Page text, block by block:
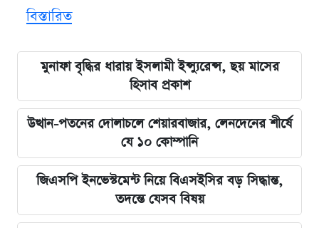
বিস্তারিত
মুনাফা বৃদ্ধির ধারায় ইসলামী ইন্স্যুরেন্স, ছয় মাসের
হিসাব প্রকাশ
উত্থান-পতনের দোলাচলে শেয়ারবাজার, লেনদেনের শীর্ষে
যে ১০ কোম্পানি
জিএসপি ইনভেস্টমেন্ট নিয়ে বিএসইসির বড় সিদ্ধান্ত,
তদন্তে যেসব বিষয়